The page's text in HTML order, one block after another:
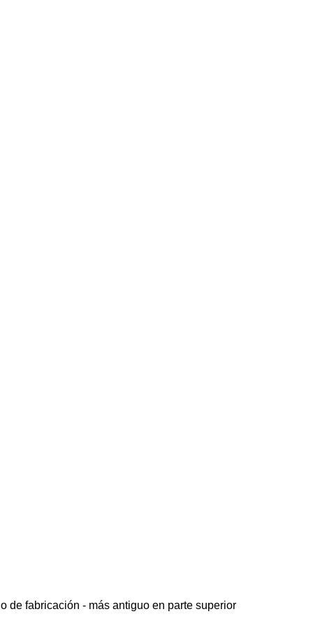
de fabricación - más antiguo en parte superior